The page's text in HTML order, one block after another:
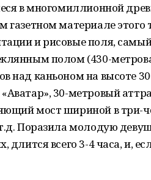
в многомиллионной
газетном материале этого
и рисовые поля,
полом (430-
над каньоном на высоте
30-метровый
мост шириной в три-
Поразила молодую
длится всего 3-4 часа, и,